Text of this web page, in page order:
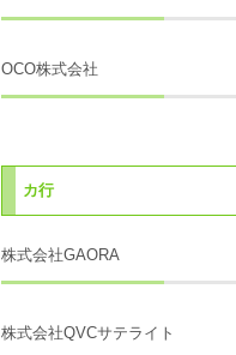
OCO株式会社
カ行
株式会社GAORA
株式会社QVCサテライト